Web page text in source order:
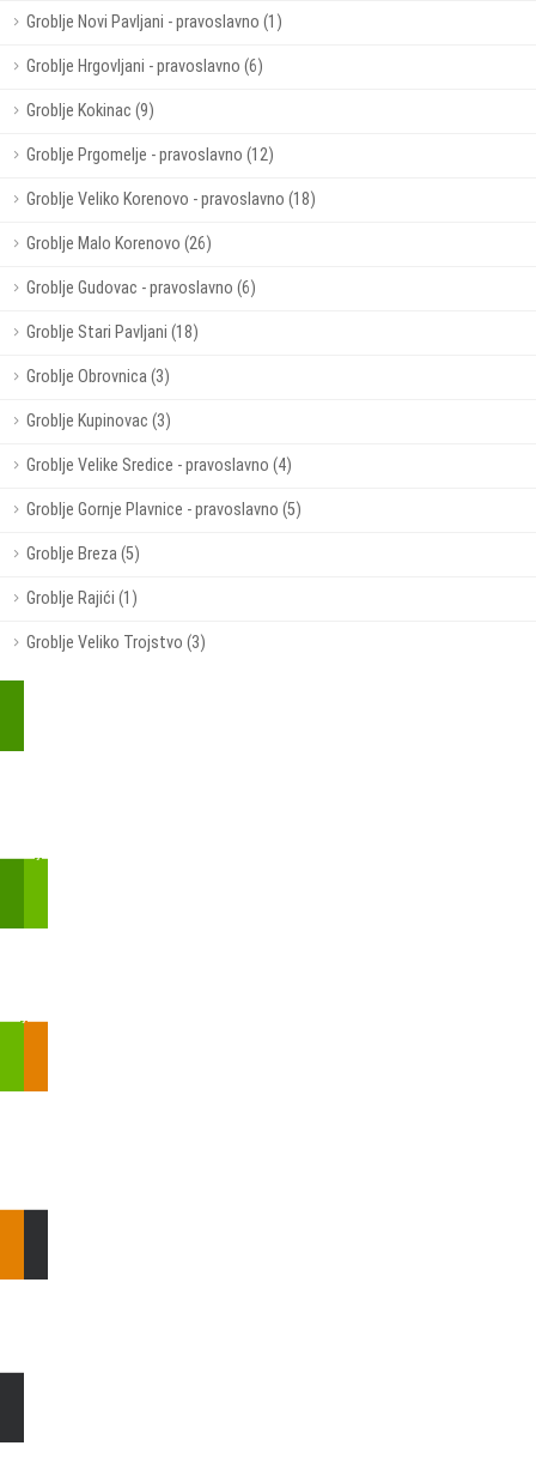
Groblje Novi Pavljani - pravoslavno (1)
Groblje Hrgovljani - pravoslavno (6)
Groblje Kokinac (9)
Groblje Prgomelje - pravoslavno (12)
Groblje Veliko Korenovo - pravoslavno (18)
Groblje Malo Korenovo (26)
Groblje Gudovac - pravoslavno (6)
Groblje Stari Pavljani (18)
Groblje Obrovnica (3)
Groblje Kupinovac (3)
Groblje Velike Sredice - pravoslavno (4)
Groblje Gornje Plavnice - pravoslavno (5)
Groblje Breza (5)
Groblje Rajići (1)
Groblje Veliko Trojstvo (3)